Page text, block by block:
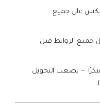
على جميع
جميع الروابط قبل
— يصعب التحويل